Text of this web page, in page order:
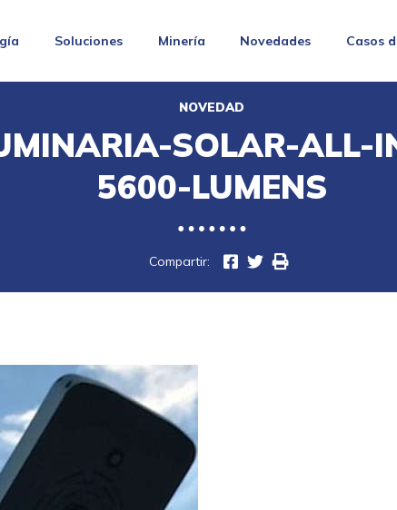
Soluciones Minería Novedades Casos
NOVEDAD
SOLAR-ALL-
5600-LUMENS
Compartir: